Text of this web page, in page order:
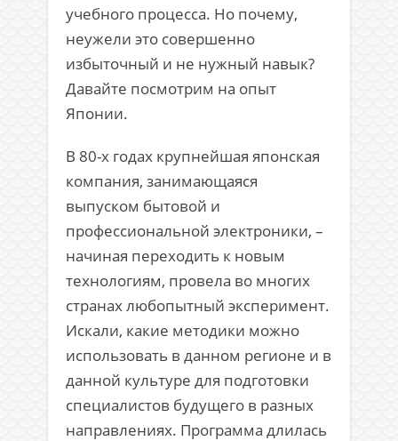
учебного процесса. Но почему,
неужели это совершенно
избыточный и не нужный навык?
Давайте посмотрим на опыт
Японии.
В 80-х годах крупнейшая японская
компания, занимающаяся
выпуском бытовой и
профессиональной электроники, –
начиная переходить к новым
технологиям, провела во многих
странах любопытный эксперимент.
Искали, какие методики можно
использовать в данном регионе и в
данной культуре для подготовки
специалистов будущего в разных
направлениях. Программа длилась